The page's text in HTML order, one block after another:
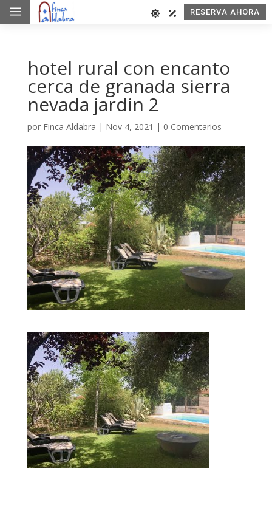
a RESERVA AHORA
hotel rural con encanto
cerca de granada sierra
nevada jardin 2
por Finca Aldabra | Nov 4, 2021 | 0 Comentarios